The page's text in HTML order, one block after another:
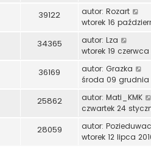
39122 autor: Rozart
wtorek 16
34365 autor: Lza
wtorek 19 czerwca
36169 autor: Grazka
środa 09 grudnia
25862 autor: Mati_KMK
czwartek 24
28059 autor: Pozieduwac
wtorek 12 lipca